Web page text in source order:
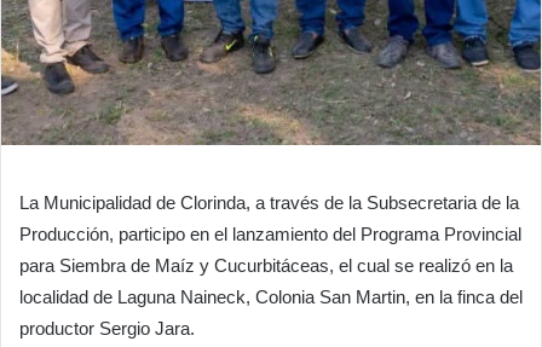
La Municipalidad de Clorinda, a través de la Subsecretaria de la
Producción, participo en el lanzamiento del Programa Provincial
para Siembra de Maíz y Cucurbitáceas, el cual se realizó en la
localidad de Laguna Naineck, Colonia San Martin, en la finca del
productor Sergio Jara.